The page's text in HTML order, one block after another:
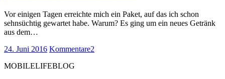
Vor einigen Tagen erreichte mich ein Paket, auf das ich schon
sehnsüchtig gewartet habe. Warum? Es ging um ein neues Getränk
aus dem…
24. Juni 2016 Kommentare2
MOBILELIFEBLOG